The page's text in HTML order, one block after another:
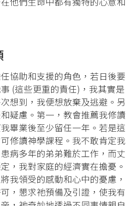
協助和支援的角色，若日後要
(這些更重的責任)，我其實是
想到，我便想放棄及逃避。另
疑慮。第一，教會推薦我修讀
畢業後至少留任一年。若是這
修讀神學課程。我不敢肯定我
病多年的弟弟難於工作，而丈
，我對家庭的經濟實在擔憂。
我領受的感動和心中的憂慮，
，懇求祂預備及引證，使我有